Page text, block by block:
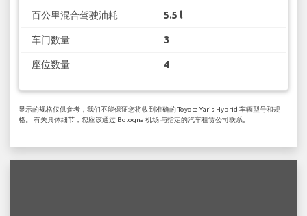
百公里混合驾驶油耗 5.5 l
车门数量 3
座位数量 4
显示的规格仅供参考，我们不能保证您将收到准确的 Toyota Yaris Hybrid 车辆型号和规
格。 有关具体细节，您应该通过 Bologna 机场 与指定的汽车租赁公司联系。